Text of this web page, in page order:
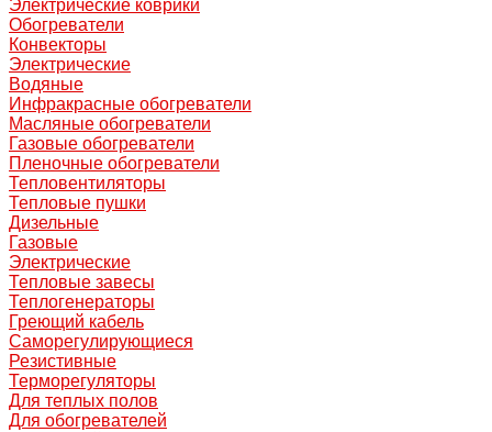
Электрические коврики
Обогреватели
Конвекторы
Электрические
Водяные
Инфракрасные обогреватели
Масляные обогреватели
Газовые обогреватели
Пленочные обогреватели
Тепловентиляторы
Тепловые пушки
Дизельные
Газовые
Электрические
Тепловые завесы
Теплогенераторы
Греющий кабель
Саморегулирующиеся
Резистивные
Терморегуляторы
Для теплых полов
Для обогревателей